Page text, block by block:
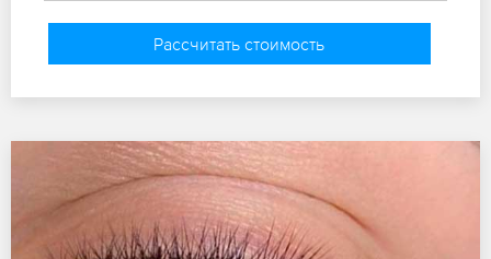
Рассчитать стоимость